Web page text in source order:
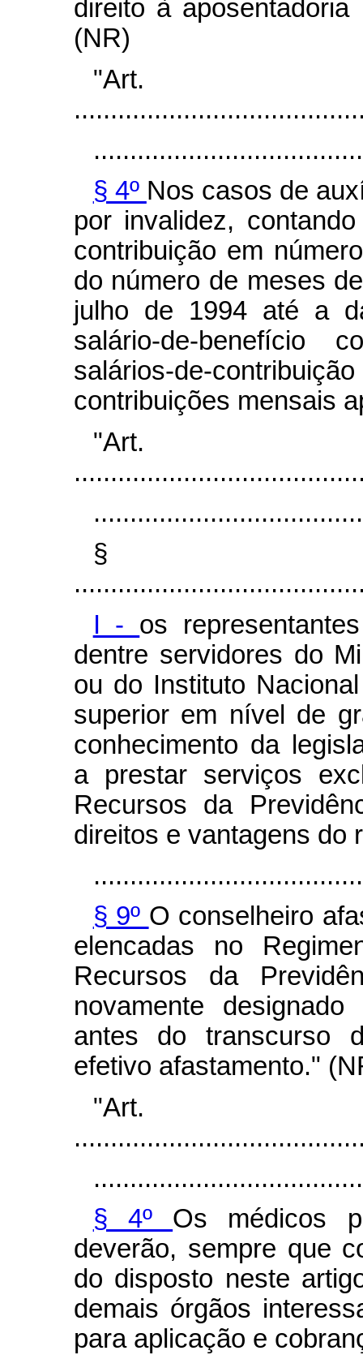
direito à
(NR)
"Art.
§ 4º Nos casos de
por invalidez,
contribuição em
do número de meses
julho de 1994 até a
salário-de-benefício
salários-de-
contribuições mensais
§
I - os
dentre servidores do
ou do Instituto
superior em nível de
conhecimento da
a prestar serviços
Recursos da
direitos e vantagens do
§ 9º O conselheiro
elencadas no
Recursos da
novamente
antes do transcurso
efetivo afastamento."
§ 4º Os médicos
deverão, sempre que
do disposto neste
demais órgãos
para aplicação e